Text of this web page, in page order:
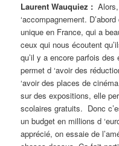
Laurent Wauquiez :
‘accompagnement.
unique en France, qui a
ceux qui nous écoutent
qu’il y a encore parfois
permet d ‘avoir des
‘avoir des places de
sur des expositions, elle
scolaires gratuits. Donc
un budget en millions d
apprécié, on essaie de